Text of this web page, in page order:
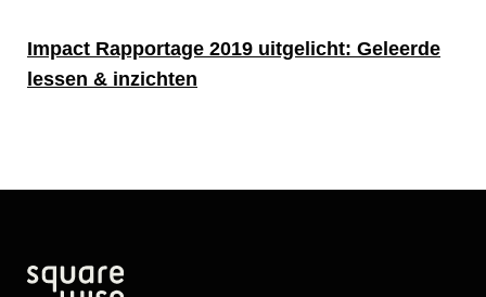
Impact Rapportage 2019 uitgelicht: Geleerde
lessen & inzichten